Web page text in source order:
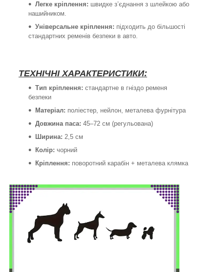
Легке кріплення: швидке з’єднання з шлейкою або
нашийником.
Універсальне кріплення: підходить до більшості
стандартних ременів безпеки в авто.
ТЕХНІЧНІ ХАРАКТЕРИСТИКИ:
Тип кріплення: стандартне в гніздо ременя
безпеки
Матеріал: поліестер, нейлон, металева фурнітура
Довжина паса: 45–72 см (регульована)
Ширина: 2,5 см
Колір: чорний
Кріплення: поворотний карабін + металева клямка